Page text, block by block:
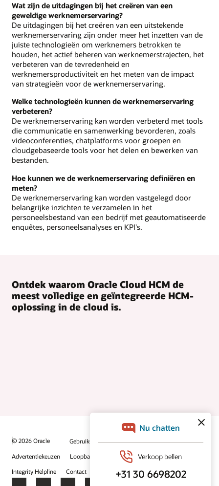
Wat zijn de uitdagingen bij het creëren van een
geweldige werknemerservaring?
De uitdagingen bij het creëren van een uitstekende
werknemerservaring zijn onder meer het inzetten van de
juiste technologieën om werknemers betrokken te
houden, het actief beheren van werknemerstrajecten, het
verbeteren van de tevredenheid en
werknemersproductiviteit en het meten van de impact
van strategieën voor de werknemerservaring.
Welke technologieën kunnen de werknemerservaring
verbeteren?
De werknemerservaring kan worden verbeterd met tools
die communicatie en samenwerking bevorderen, zoals
videoconferenties, chatplatforms voor groepen en
cloudgebaseerde tools voor het delen en bewerken van
bestanden.
Hoe kunnen we de werknemerservaring definiëren en
meten?
De werknemerservaring kan worden vastgelegd door
belangrijke inzichten te verzamelen in het
personeelsbestand van een bedrijf met geautomatiseerde
enquêtes, personeelsanalyses en KPI's.
Ontdek waarom Oracle Cloud HCM de
meest volledige en geïntegreerde HCM-
oplossing in de cloud is.
© 2026 Oracle
Gebruiksvoorwaarden en privacy
Advertentiekeuzen
Loopbanen
Abonneren op e-mails
Integrity Helpline
Contact